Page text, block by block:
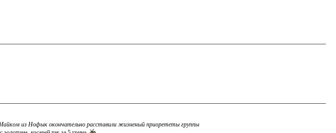
из Нофык окончательно расставили жизненый приорететы группы